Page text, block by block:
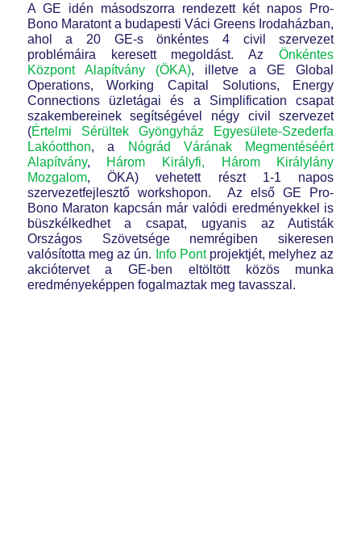
A GE idén másodszorra rendezett két napos Pro-
Bono Maratont a budapesti Váci Greens Irodaházban,
ahol a 20 GE-s önkéntes 4 civil szervezet
problémáira keresett megoldást. AzÖnkéntes
Központ Alapítvány (ÖKA), illetve a GE Global
Operations, Working Capital Solutions, Energy
Connections üzletágai és a Simplification csapat
szakembereinek segítségével négy civil szervezet
(Értelmi Sérültek Gyöngyház Egyesülete-Szederfa
Lakóotthon, a
Nógrád Várának Megmentéséért
Alapítvány,
Három Királyfi, Három Királylány
Mozgalom, ÖKA) vehetett részt 1-1 napos
szervezetfejlesztő workshopon. Az első GE Pro-
Bono Maraton kapcsán már valódi eredményekkel is
büszkélkedhet a csapat, ugyanis az Autisták
Országos Szövetsége nemrégiben sikeresen
valósította meg az ún.
Info Pontprojektjét, melyhez az
akciótervet a GE-ben eltöltött közös munka
eredményeképpen fogalmaztak meg tavasszal.